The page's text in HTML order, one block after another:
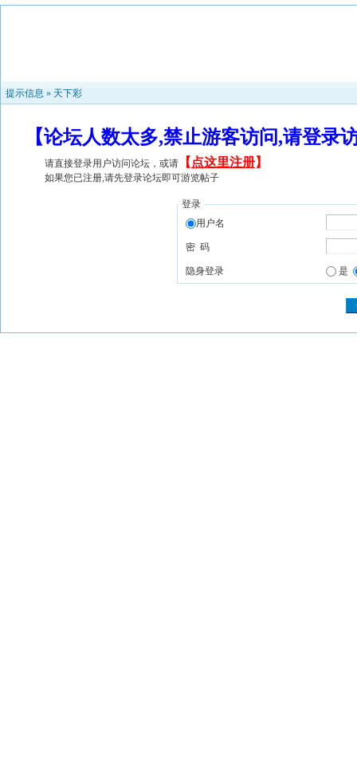
提示信息 » 天下彩
【论坛人数太多,禁止游客访问,请登
请直接登录用户访问论坛，或请 【 点这里注册】
如果您已注册,请先登录论坛即可游览帖子
登录
用户名
密 码
隐身登录 是